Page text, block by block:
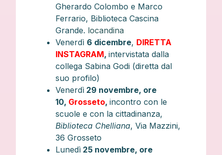
Gherardo Colombo e Marco
Ferrario, Biblioteca Cascina
Grande. locandina
Venerdì 6 dicembre, DIRETTA
INSTAGRAM,intervistata dalla
collega Sabina Godi (diretta dal
suo profilo)
Venerdì 29 novembre, ore
10, Grosseto,incontro con le
scuole e con la cittadinanza,
Biblioteca Chelliana, Via Mazzini,
36 Grosseto
Lunedì 25 novembre, ore